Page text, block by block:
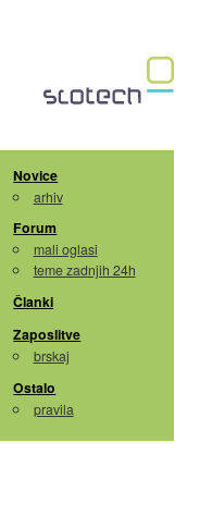
Novice
arhiv
Forum
mali oglasi
teme zadnjih 24h
Članki
Zaposlitve
brskaj
Ostalo
pravila